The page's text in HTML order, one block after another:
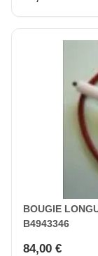
BOUGIE
B4943346
84,00 €